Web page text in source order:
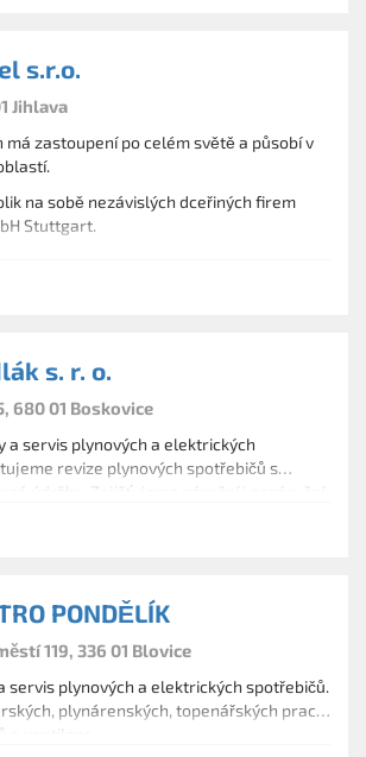
s.r.o.
Jihlava
má zastoupení po celém světě a působí v
na sobě nezávislých dceřiných firem
Stuttgart.
s.r.o., Bosch Termotechnika s.r.o. a
- BSH domácí spotřebiče s.r.o.
s.r.o, v Krnově a Městě Albrechtice -
od automobilové techniky přes elektrické
až po tepelnou a průmyslovou
servisech a průmyslových podnicích.
s. r. o.
680 01 Boskovice
a servis plynových a elektrických
revize plynových spotřebičů s
údržby. Zajišťujeme záruční i pozáruční
tuzemské i zahraniční.
PONDĚLÍK
119, 336 01 Blovice
servis plynových a elektrických spotřebičů.
plynárenských, topenářských prací,
a ventilace.